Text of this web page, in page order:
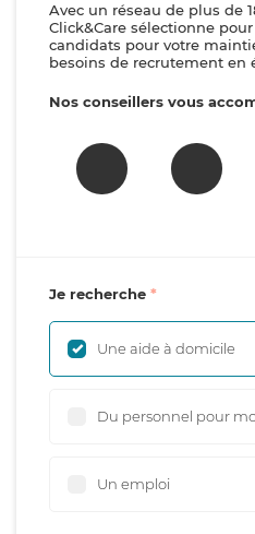
Avec un réseau de plus de
Click&Care sélectionne
candidats pour votre
besoins de recrutement en
Nos conseillers vous
Je recherche
Une aide à domicile
Du personnel pour
Un emploi